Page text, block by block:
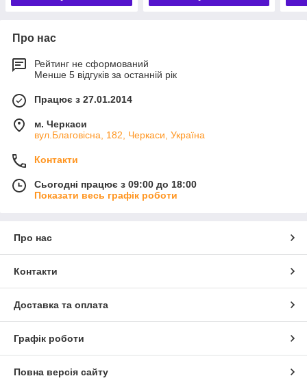
Про нас
Рейтинг не сформований
Менше 5 відгуків за останній рік
Працює з 27.01.2014
м. Черкаси
вул.Благовісна, 182, Черкаси, Україна
Контакти
Сьогодні працює з 09:00 до 18:00
Показати весь графік роботи
Про нас
Контакти
Доставка та оплата
Графік роботи
Повна версія сайту